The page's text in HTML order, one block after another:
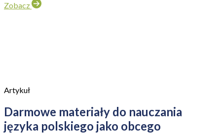
Zobacz
Artykuł
Darmowe materiały do nauczania
języka polskiego jako obcego